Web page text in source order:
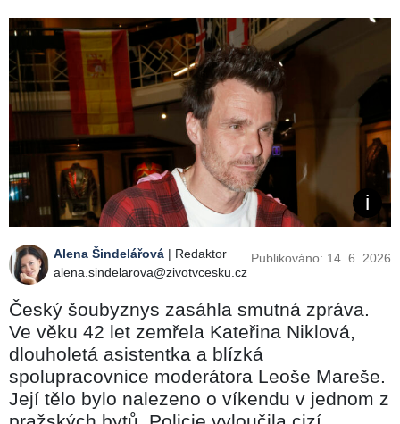
Alena Šindelářová | Redaktor
alena.sindelarova@zivotvcesku.cz
Publikováno: 14. 6. 2026
Český šoubyznys zasáhla smutná zpráva.
Ve věku 42 let zemřela Kateřina Niklová,
dlouholetá asistentka a blízká
spolupracovnice moderátora Leoše Mareše.
Její tělo bylo nalezeno o víkendu v jednom z